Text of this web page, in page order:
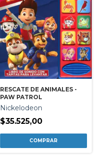
RESCATE DE ANIMALES -
PAW PATROL
Nickelodeon
$35.525,00